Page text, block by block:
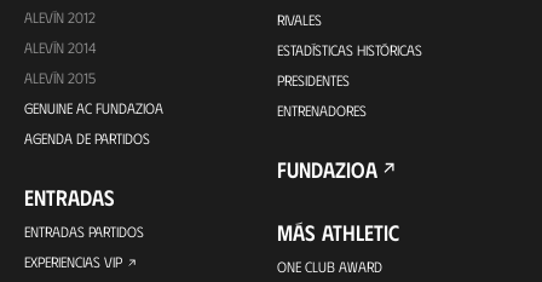
ALEVÍN 2012
ALEVÍN 2014
ALEVÍN 2015
GENUINE AC FUNDAZIOA
AGENDA DE PARTIDOS
ENTRADAS
ENTRADAS PARTIDOS
EXPERIENCIAS VIP
RIVALES
ESTADÍSTICAS HISTÓRICAS
PRESIDENTES
ENTRENADORES
FUNDAZIOA
MÁS ATHLETIC
ONE CLUB AWARD